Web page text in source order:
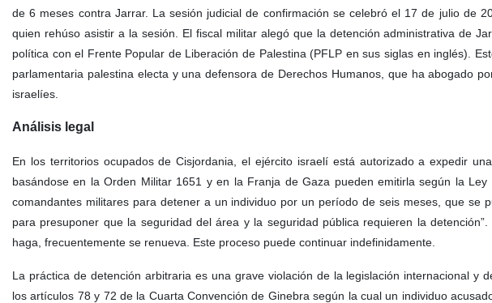
de 6 meses contra Jarrar. La sesión judicial de confirmación se celebró el 17 de julio de
quien rehúso asistir a la sesión. El fiscal militar alegó que la detención administrativa de
política con el Frente Popular de Liberación de Palestina (PFLP en sus siglas en inglés).
parlamentaria palestina electa y una defensora de Derechos Humanos, que ha abogado
israelíes.
Análisis legal
En los territorios ocupados de Cisjordania, el ejército israelí está autorizado a expedir
basándose en la Orden Militar 1651 y en la Franja de Gaza pueden emitirla según la
comandantes militares para detener a un individuo por un período de seis meses, que se
para presuponer que la seguridad del área y la seguridad pública requieren la
haga, frecuentemente se renueva. Este proceso puede continuar indefinidamente.
La práctica de detención arbitraria es una grave violación de la legislación internacional y
los artículos 78 y 72 de la Cuarta Convención de Ginebra según la cual un individuo